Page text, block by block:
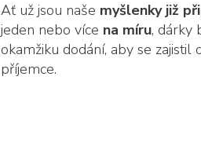
Ať už jsou naše myšlenky již
jeden nebo více na míru, dárky
okamžiku dodání, aby se
příjemce.